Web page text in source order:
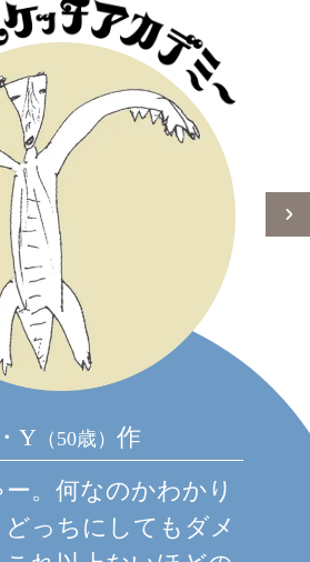
Y （50歳） 作
。何なのかわかり
っちにしてもダメ